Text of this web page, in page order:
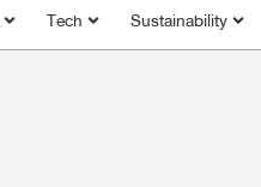
Tech Sustainability